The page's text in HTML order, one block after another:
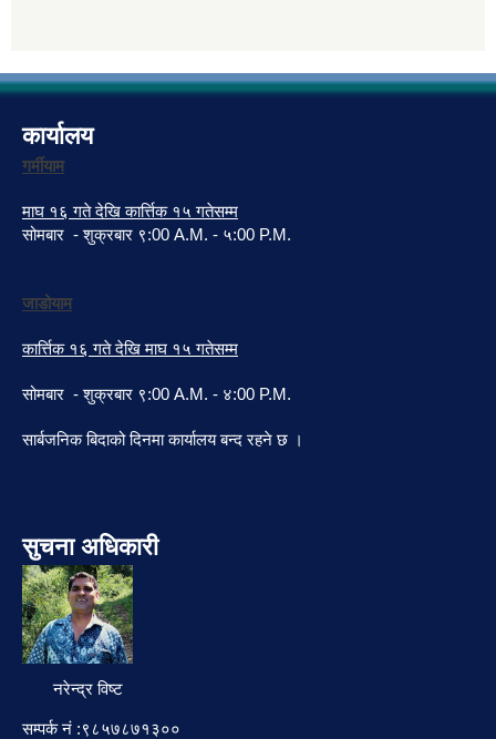
कार्यालय
गर्मीयाम
माघ १६ गते देखि कार्त्तिक १५ गतेसम्म
सोमबार - शुक्रबार ९:00 A.M. - ५:00 P.M.
जाडोयाम
कार्त्तिक १६ गते देखि माघ १५ गतेसम्म
सोमबार - शुक्रबार ९:00 A.M. - ४:00 P.M.
सार्बजनिक बिदाको दिनमा कार्यालय बन्द रहने छ ।
सुचना अधिकारी
नरेन्द्र विष्ट
सम्पर्क नं :९८५७८७१३००